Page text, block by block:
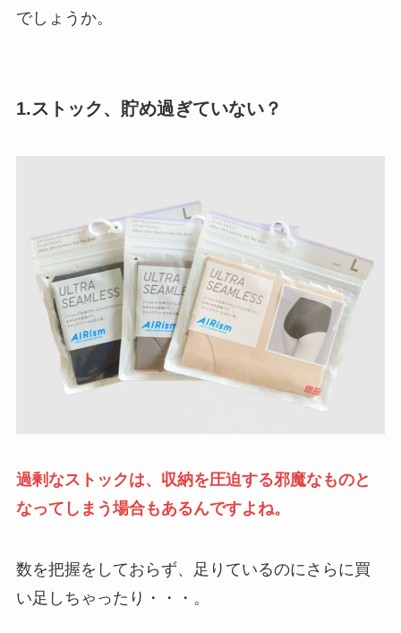
でしょうか。
1.ストック、貯め過ぎていない？
過剰なストックは、収納を圧迫する邪魔なものと
なってしまう場合もあるんですよね。
数を把握をしておらず、足りているのにさらに買
い足しちゃったり・・・。